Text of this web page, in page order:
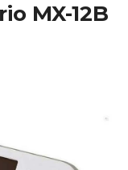
MX-12B